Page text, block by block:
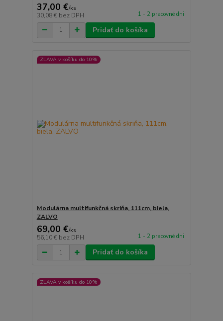
37,00 €/ks
30,08 € bez DPH 1 - 2 pracovné dni
Pridať do košíka
ZĽAVA v košíku do 10%
Modulárna multifunkčná skriňa, 111cm, biela,
ZALVO
69,00 €/ks
56,10 € bez DPH 1 - 2 pracovné dni
Pridať do košíka
ZĽAVA v košíku do 10%